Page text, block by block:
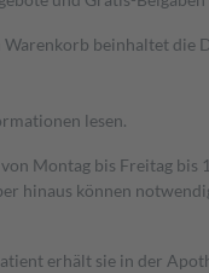
beinhaltet
lesen.
Montag bis Freitag
hinaus können
erhält sie in der